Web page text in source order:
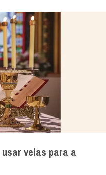
velas para a